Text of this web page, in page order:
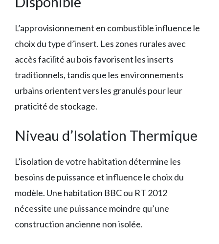
L’approvisionnement en combustible influence le
choix du type d’insert. Les zones rurales avec
accès facilité au bois favorisent les inserts
traditionnels, tandis que les environnements
urbains orientent vers les granulés pour leur
praticité de stockage.
Niveau d’Isolation Thermique
L’isolation de votre habitation détermine les
besoins de puissance et influence le choix du
modèle. Une habitation BBC ou RT 2012
nécessite une puissance moindre qu’une
construction ancienne non isolée.